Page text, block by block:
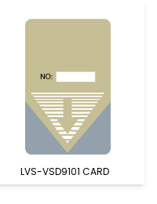
LVS-VSD9101 CARD